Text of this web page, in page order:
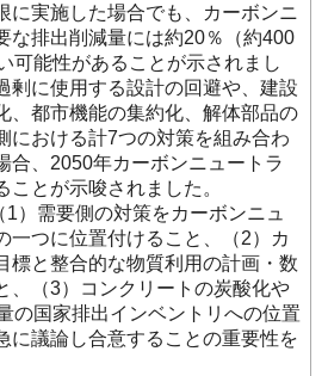
に実施した場合でも、カーボンニ
な排出削減量には約20％（約400
可能性があることが示されまし
剰に使用する設計の回避や、建設
、都市機能の集約化、解体部品の
における計7つの対策を組み合わ
合、2050年カーボンニュートラ
ことが示唆されました。
）需要側の対策をカーボンニュ
一つに位置付けること、（2）カ
標と整合的な物質利用の計画・数
、（3）コンクリートの炭酸化や
の国家排出インベントリへの位置
に議論し合意することの重要性を